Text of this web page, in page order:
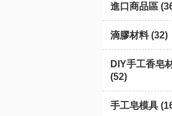
進口商品區
滴膠材料 (32)
DIY手工香皂
(52)
手工皂模具